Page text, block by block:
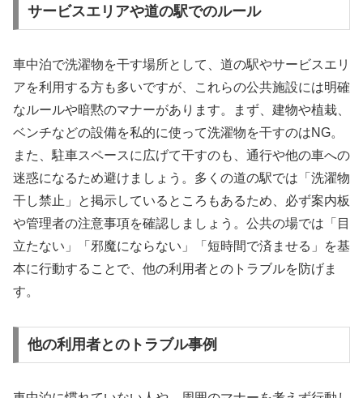
サービスエリアや道の駅でのルール
車中泊で洗濯物を干す場所として、道の駅やサービスエリ
アを利用する方も多いですが、これらの公共施設には明確
なルールや暗黙のマナーがあります。まず、建物や植栽、
ベンチなどの設備を私的に使って洗濯物を干すのはNG。
また、駐車スペースに広げて干すのも、通行や他の車への
迷惑になるため避けましょう。多くの道の駅では「洗濯物
干し禁止」と掲示しているところもあるため、必ず案内板
や管理者の注意事項を確認しましょう。公共の場では「目
立たない」「邪魔にならない」「短時間で済ませる」を基
本に行動することで、他の利用者とのトラブルを防げま
す。
他の利用者とのトラブル事例